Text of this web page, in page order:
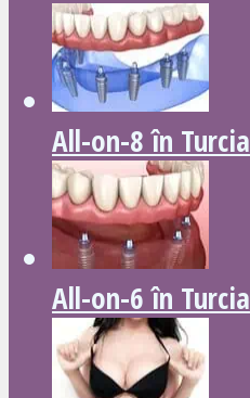
All-on-8 în Turcia
All-on-6 în Turcia